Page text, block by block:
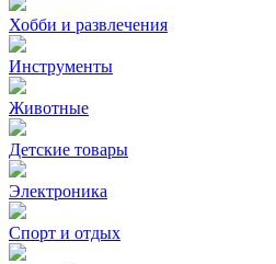
Хобби и развлечения
Инструменты
Животные
Детские товары
Электроника
Спорт и отдых